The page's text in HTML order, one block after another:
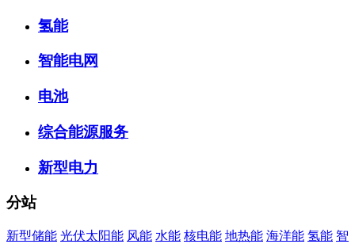
氢能
智能电网
电池
综合能源服务
新型电力
分站
新型储能 光伏太阳能 风能 水能 核电能 地热能 海洋能 氢能 智